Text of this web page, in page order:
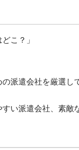
支援を行い、求職者が希望
得られれば得られるほど
こ？」
派遣会社を厳選し
い派遣会社、素敵